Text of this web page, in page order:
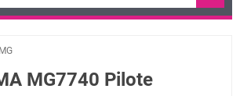
MG7740 Pilote